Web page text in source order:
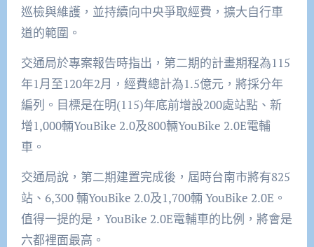
巡檢與維護，並持續向中央爭取經費，擴大自行車
道的範圍。
交通局於專案報告時指出，第二期的計畫期程為115
年1月至120年2月，經費總計為1.5億元，將採分年
編列。目標是在明(115)年底前增設200處站點、新
增1,000輛YouBike 2.0及800輛YouBike 2.0E電輔
車。
交通局說，第二期建置完成後，屆時台南市將有825
站、6,300 輛YouBike 2.0及1,700輛 YouBike 2.0E。
值得一提的是，YouBike 2.0E電輔車的比例，將會是
六都裡面最高。